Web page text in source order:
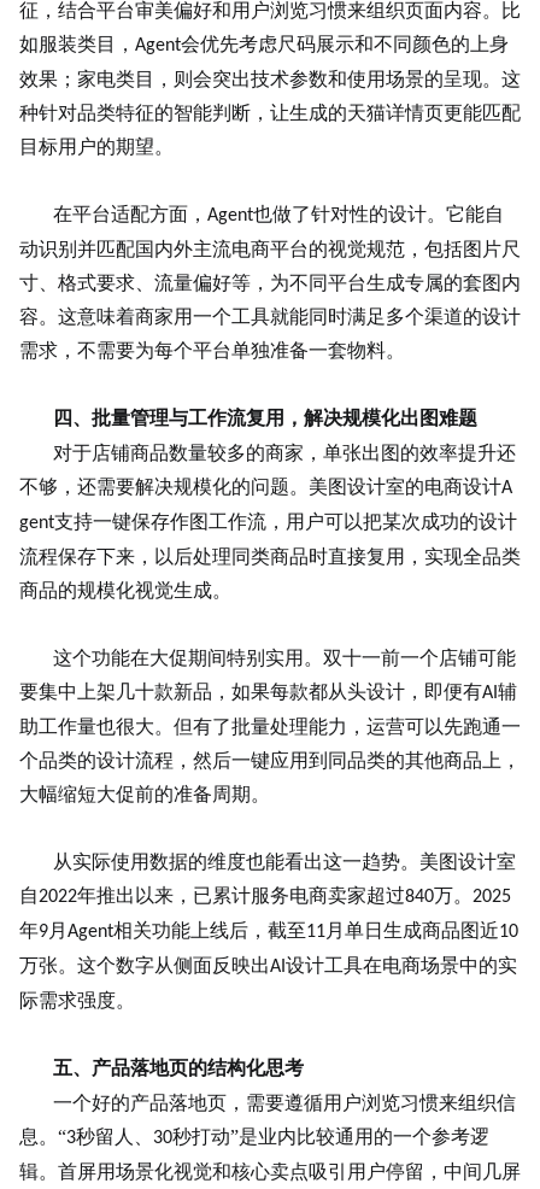
征，结合平台审美偏好和用户浏览习惯来组织页面内容。比
如服装类目， Agent会优先考虑尺码展示和不同颜色的上身
效果；家电类目，则会突出技术参数和使用场景的呈现。这
种针对品类特征的智能判断，让生成的天猫详情页更能匹配
目标用户的期望。
在平台适配方面， Agent也做了针对性的设计。它能自
动识别并匹配国内外主流电商平台的视觉规范，包括图片尺
寸、格式要求、流量偏好等，为不同平台生成专属的套图内
容。这意味着商家用一个工具就能同时满足多个渠道的设计
需求，不需要为每个平台单独准备一套物料。
四、批量管理与工作流复用，解决规模化出图难题
对于店铺商品数量较多的商家，单张出图的效率提升还
不够，还需要解决规模化的问题。美图设计室的电商设计A
gent支持一键保存作图工作流，用户可以把某次成功的设计
流程保存下来，以后处理同类商品时直接复用，实现全品类
商品的规模化视觉生成。
这个功能在大促期间特别实用。双十一前一个店铺可能
要集中上架几十款新品，如果每款都从头设计，即便有AI 辅
助工作量也很大。但有了批量处理能力，运营可以先跑通一
个品类的设计流程，然后一键应用到同品类的其他商品上，
大幅缩短大促前的准备周期。
从实际使用数据的维度也能看出这一趋势。美图设计室
自2022年推出以来，已累计服务电商卖家超过840万。 2025
年9月 Agent相关功能上线后，截至11月单日生成商品图近10
万张。这个数字从侧面反映出AI 设计工具在电商场景中的实
际需求强度。
五、产品落地页的结构化思考
一个好的产品落地页，需要遵循用户浏览习惯来组织信
息。“3秒留人、 30秒打动”是业内比较通用的一个参考逻
辑。首屏用场景化视觉和核心卖点吸引用户停留，中间几屏